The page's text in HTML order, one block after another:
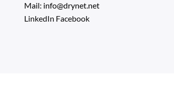
Mail: info@drynet.net
LinkedIn Facebook